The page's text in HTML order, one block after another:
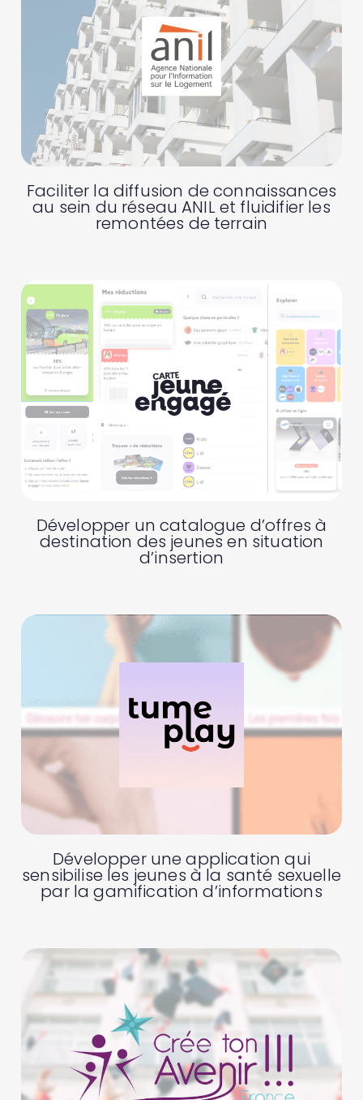
Faciliter la diffusion de connaissances
au sein du réseau ANIL et fluidifier les
remontées de terrain
Développer un catalogue d’offres à
destination des jeunes en situation
d’insertion
Développer une application qui
sensibilise les jeunes à la santé sexuelle
par la gamification d’informations